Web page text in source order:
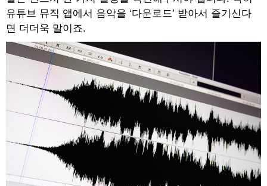
유튜브 뮤직 앱에서 음악을 ‘다운로드’ 받아서 즐기신다
면 더더욱 말이죠.